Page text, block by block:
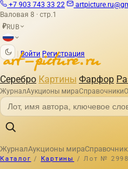
+7 903 743 33 22
Валовая 8 · стр.1
₽RUB
Войти Регистрация
Серебро Картины Фарфор
ЖурналАукционы мираСправочники
ЖурналАукционы мира
Каталог / Картины / Лот № 2998